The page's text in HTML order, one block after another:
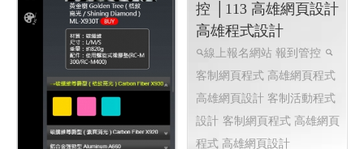
設計
客制網頁程式 高雄網頁
程式 高雄網頁設計